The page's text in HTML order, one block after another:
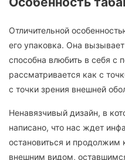
Отличительной
его упаковка. Она
способна влюбить в себя с
рассматривается как с
с точки зрения внешней
Ненавязчивый дизайн, в
написано, что нас ждет
остановиться и продолжим
внешним видом,